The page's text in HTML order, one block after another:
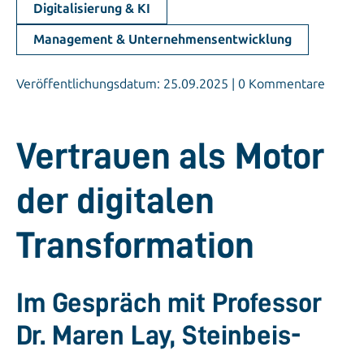
Digitalisierung & KI
Management & Unternehmensentwicklung
Veröffentlichungsdatum: 25.09.2025 | 0 Kommentare
Vertrauen als Motor
der digitalen
Transformation
Im Gespräch mit Professor
Dr. Maren Lay, Steinbeis-